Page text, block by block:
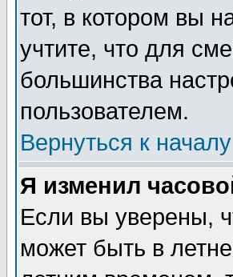
тот, в котором вы
учтите, что для
большинства
пользователем.
Вернуться к началу
Я изменил
Если вы уверены,
может быть в